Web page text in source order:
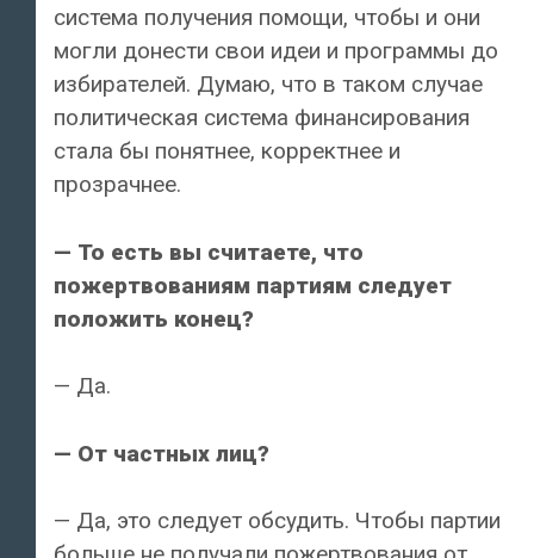
система получения помощи, чтобы и они
могли донести свои идеи и программы до
избирателей. Думаю, что в таком случае
политическая система финансирования
стала бы понятнее, корректнее и
прозрачнее.
— То есть вы считаете, что
пожертвованиям партиям следует
положить конец?
— Да.
— От частных лиц?
— Да, это следует обсудить. Чтобы партии